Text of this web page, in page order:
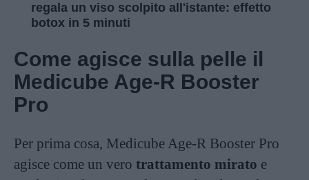
regala un viso scolpito all'istante: effetto
botox in 5 minuti
Come agisce sulla pelle il
Medicube Age-R Booster
Pro
Per prima cosa, Medicube Age-R Booster Pro
agisce come un vero trattamento mirato e